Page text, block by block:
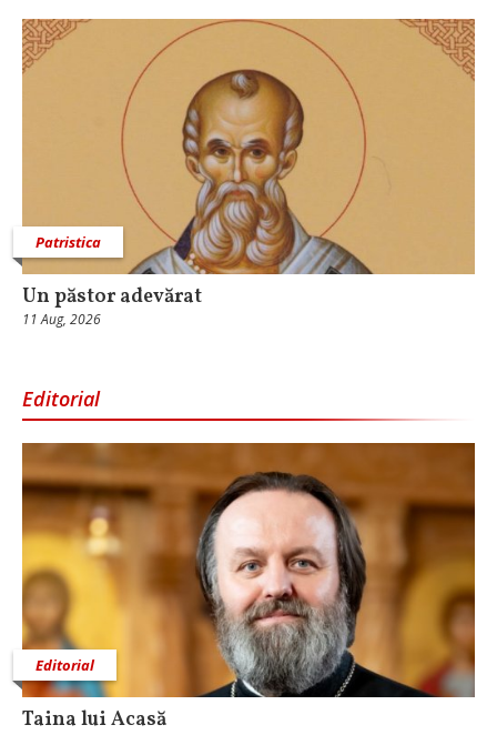
Patristica
Un păstor adevărat
11 Aug, 2026
Editorial
Editorial
Taina lui Acasă